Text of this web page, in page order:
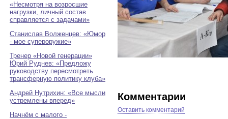
«Несмотря на возросшие
нагрузки, личный состав
справляется с задачами»
Станислав Волженцев: «Юмор
- мое супероружие»
Тренер «Новой генерации»
Юрий Руднев: «Предложу
руководству пересмотреть
трансферную политику клуба»
Андрей Нутрихин: «Все мысли
устремлены вперед»
Начнём с малого -
Комментарии
Оставить комментарий